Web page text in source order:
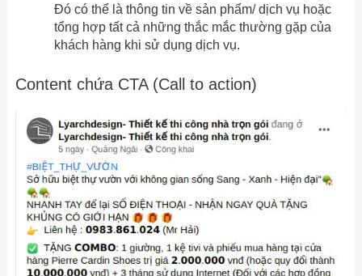
Đó có thể là thông tin về sản phẩm/ dịch vụ hoặc
tổng hợp tất cả những thắc mắc thường gặp của
khách hàng khi sử dụng dịch vụ.
Content chứa CTA (Call to action)